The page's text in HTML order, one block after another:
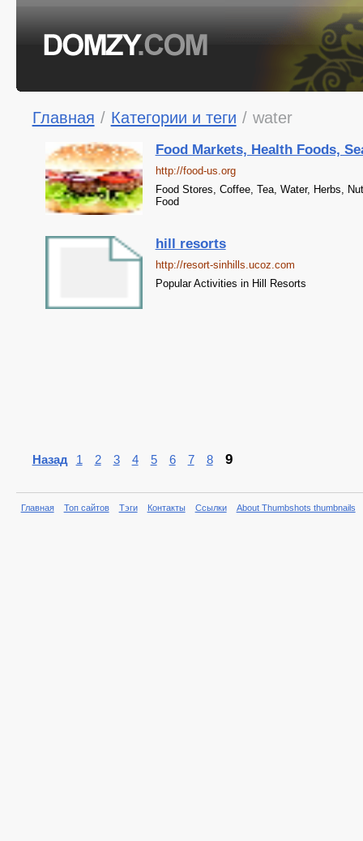
Главная / Категории и теги / water
Food Markets, Health Foods,
http://food-us.org
Food Stores, Coffee, Tea, Water, Herbs,
Food
hill resorts
http://resort-sinhills.ucoz.com
Popular Activities in Hill Resorts
Назад 1 2 3 4 5 6 7 8 9
Главная Топ сайтов Тэги Контакты Ссылки About Thumbshots thumbnails